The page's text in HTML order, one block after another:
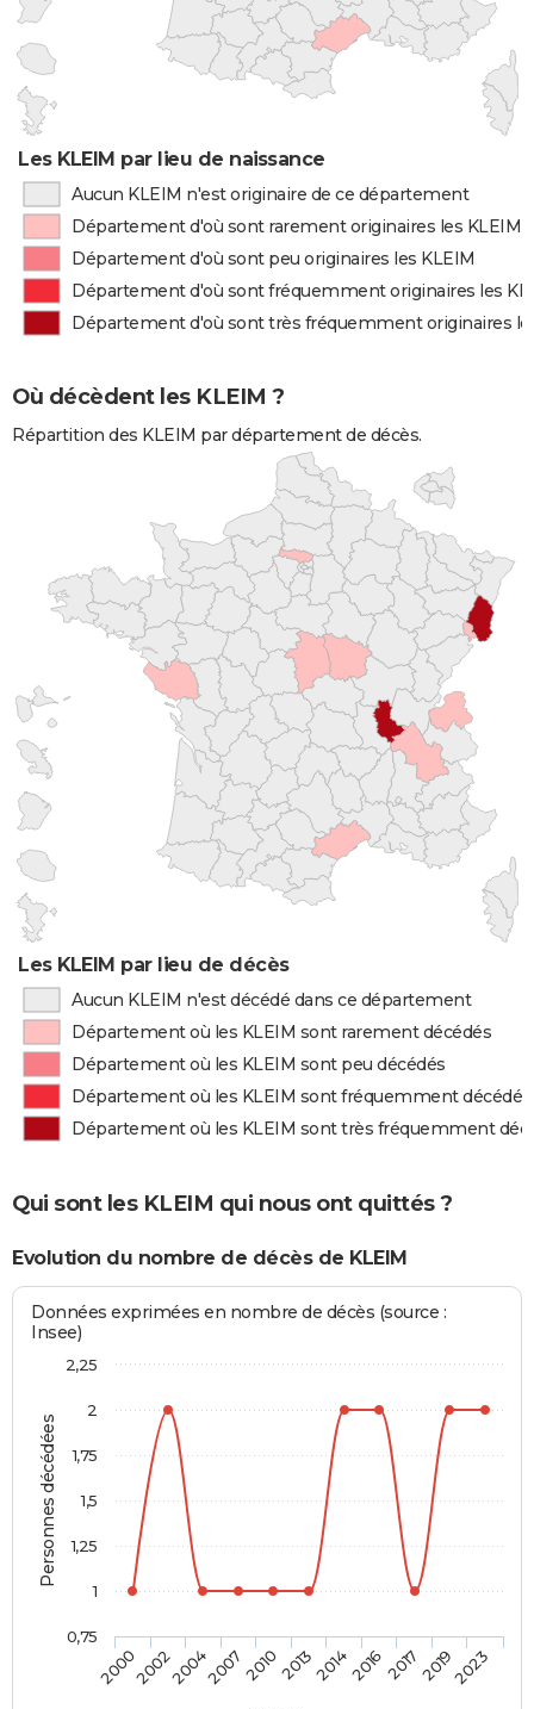
Les KLEIM par lieu de naissance
Aucun KLEIM n'est originaire de ce département
Département d'où sont rarement originaires les KLEIM
Département d'où sont peu originaires les KLEIM
Département d'où sont fréquemment originaires les
Département d'où sont très fréquemment originaires
Où décèdent les KLEIM ?
Répartition des KLEIM par département de décès.
Les KLEIM par lieu de décès
Aucun KLEIM n'est décédé dans ce département
Département où les KLEIM sont rarement décédés
Département où les KLEIM sont peu décédés
Département où les KLEIM sont fréquemment décédés
Département où les KLEIM sont très fréquemment
Qui sont les KLEIM qui nous ont quittés ?
Evolution du nombre de décès de KLEIM
Personnes décédées
Données exprimées en nombre de décès (source :
Insee)
20002002200420072010201320142016201720192023
0,75
1
1,25
1,5
1,75
2
2,25